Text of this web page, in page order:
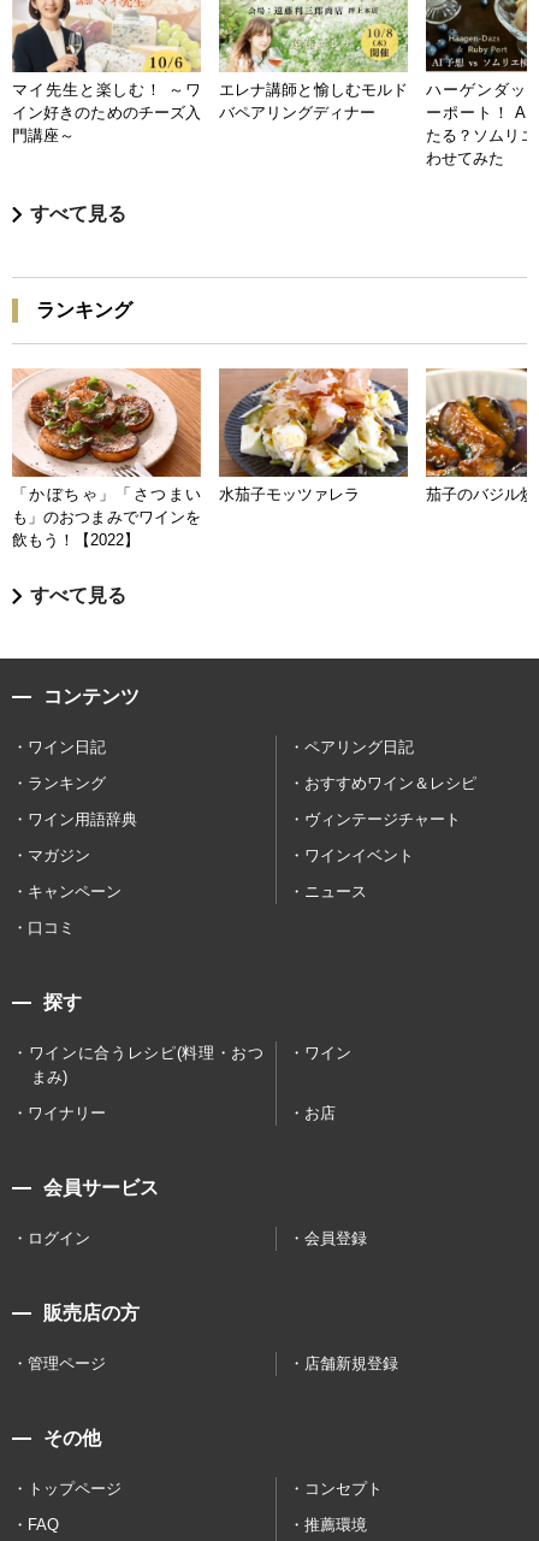
マイ先生と楽しむ！ ～ワ
イン好きのためのチーズ入
門講座～
エレナ講師と愉しむモルド
バペアリングディナー
ハーゲンダッ
ーポート！ AI
たる？ソムリ
わせてみた
すべて見る
ランキング
「かぼちゃ」「さつまい
も」のおつまみでワインを
飲もう！【2022】
水茄子モッツァレラ 茄子のバジル炒
すべて見る
コンテンツ
ワイン日記
ペアリング日記
ランキング
おすすめワイン＆レシピ
ワイン用語辞典
ヴィンテージチャート
マガジン
ワインイベント
キャンペーン
ニュース
口コミ
探す
ワインに合うレシピ(料理・おつ
まみ)
ワイン
ワイナリー お店
会員サービス
ログイン 会員登録
販売店の方
管理ページ 店舗新規登録
その他
トップページ
コンセプト
FAQ
推薦環境